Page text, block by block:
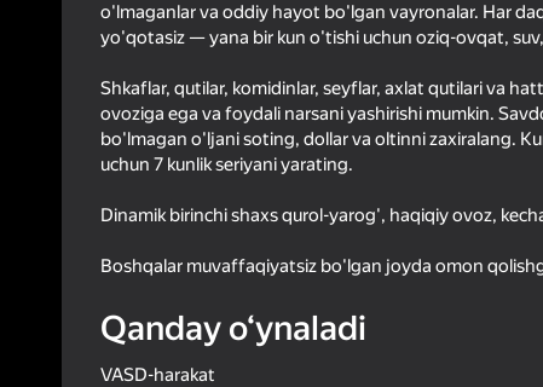
o'lmaganlar va oddiy hayot bo'lgan vayronalar. Har
yo'qotasiz — yana bir kun o'tishi uchun oziq-ovqat,
Shkaflar, qutilar, komidinlar, seyflar, axlat qutilari va
ovoziga ega va foydali narsani yashirishi mumkin.
bo'lmagan o'ljani soting, dollar va oltinni zaxiralang.
uchun 7 kunlik seriyani yarating.
Dinamik birinchi shaxs qurol-yarog', haqiqiy ovoz,
Boshqalar muvaffaqiyatsiz bo'lgan joyda omon
Qanday o‘ynaladi
VASD-harakat